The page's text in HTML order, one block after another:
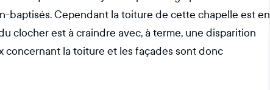
baptisés. Cependant la toiture de cette chapelle est en
clocher est à craindre avec, à terme, une disparition
la toiture et les façades sont donc